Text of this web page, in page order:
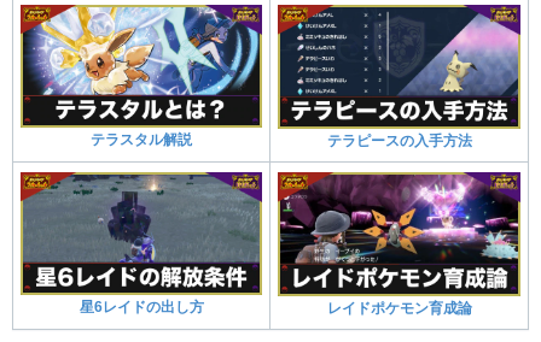
テラスタル解説 テラピースの入手方法
星6レイドの出し方 レイドポケモン育成論